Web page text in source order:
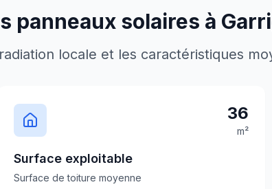
panneaux solaires à
locale et les caractéristiques
36
m²
Surface exploitable
Surface de toiture moyenne